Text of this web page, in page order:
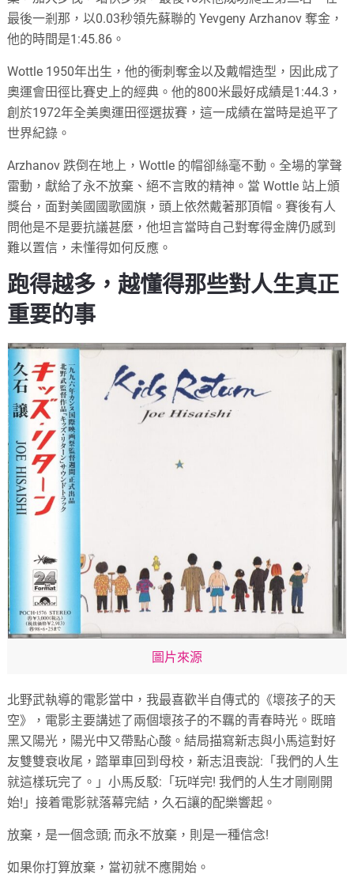
最後一剎那，以0.03秒領先蘇聯的 Yevgeny Arzhanov 奪金，
他的時間是1:45.86。
Wottle 1950年出生，他的衝刺奪金以及戴帽造型，因此成了
奧運會田徑比賽史上的經典。他的800米最好成績是1:44.3，
創於1972年全美奧運田徑選拔賽，這一成績在當時是追平了
世界紀錄。
Arzhanov 跌倒在地上，Wottle 的帽卻絲毫不動。全場的掌聲
雷動，獻給了永不放棄、絕不言敗的精神。當 Wottle 站上頒
獎台，面對美國國歌國旗，頭上依然戴著那頂帽。賽後有人
問他是不是要抗議甚麼，他坦言當時自己對奪得金牌仍感到
難以置信，未懂得如何反應。
跑得越多，越懂得那些對人生真正
重要的事
圖片來源
北野武執導的電影當中，我最喜歡半自傳式的《壞孩子的天
空》，電影主要講述了兩個壞孩子的不羈的青春時光。既暗
黑又陽光，陽光中又帶點心酸。結局描寫新志與小馬這對好
友雙雙衰收尾，踏單車回到母校，新志沮喪說:「我們的人生
就這樣玩完了。」小馬反駁:「玩咩完! 我們的人生才剛剛開
始!」接着電影就落幕完結，久石讓的配樂響起。
放棄，是一個念頭; 而永不放棄，則是一種信念!
如果你打算放棄，當初就不應開始。